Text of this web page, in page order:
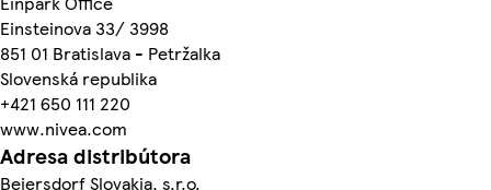
Einsteinova 33/ 3998
851 01 Bratislava - Petržalka
Slovenská republika
+421 650 111 220
www.nivea.com
Adresa distribútora
Beiersdorf Slovakia, s.r.o.